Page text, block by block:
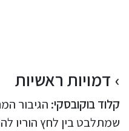
דמויות ראשיות
קלוד בוקובסקי: הגיבור
שמתלבט בין לחץ הוריו